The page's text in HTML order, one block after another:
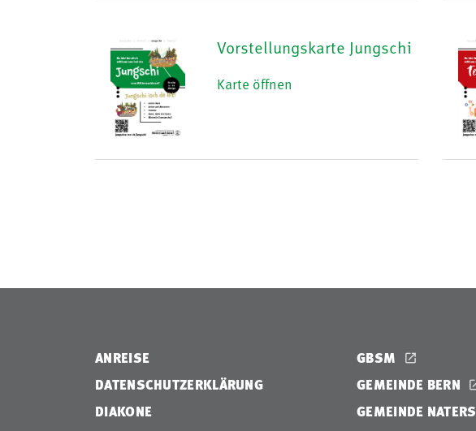
Vorstellungskarte Jungschi
Karte öffnen
ANREISE
DATENSCHUTZERKLÄRUNG
DIAKONE
GBSM
GEMEINDE BERN
GEMEINDE NATERS